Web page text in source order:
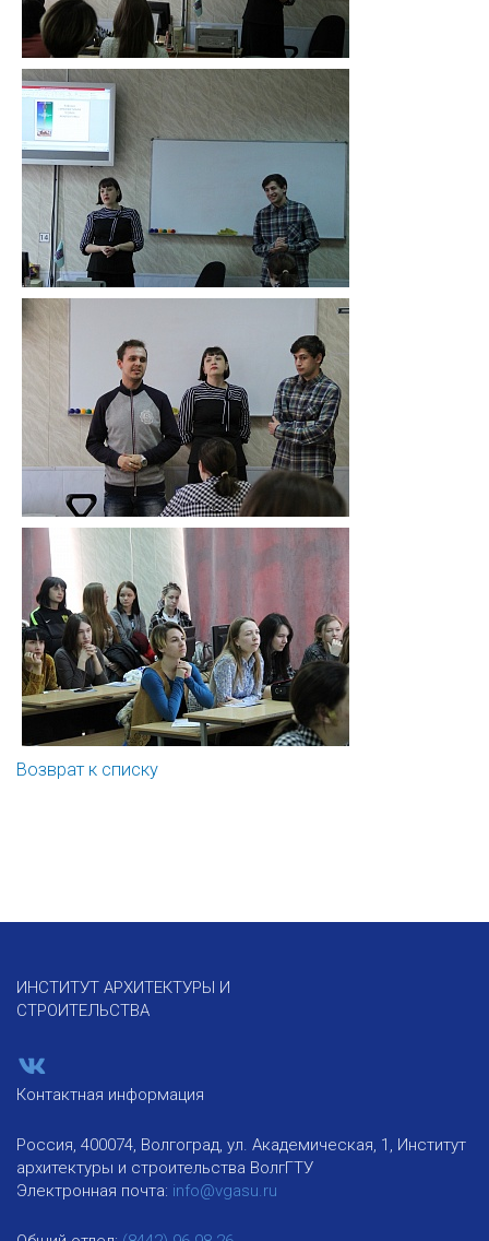
Возврат к списку
ИНСТИТУТ АРХИТЕКТУРЫ И
СТРОИТЕЛЬСТВА
Контактная информация
Россия, 400074, Волгоград, ул. Академическая, 1, Институт
архитектуры и строительства ВолгГТУ
Электронная почта: info@vgasu.ru